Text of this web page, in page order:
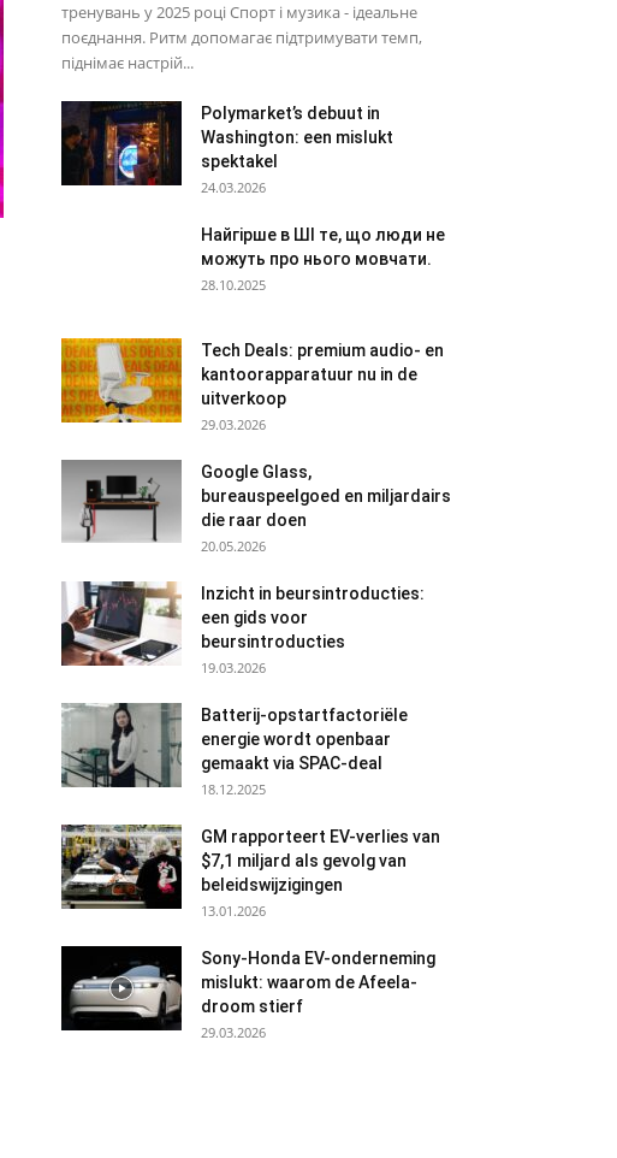
тренувань у 2025 році Спорт і музика - ідеальне
поєднання. Ритм допомагає підтримувати темп,
піднімає настрій...
Polymarket’s debuut in
Washington: een mislukt
spektakel
24.03.2026
Найгірше в ШІ те, що люди не
можуть про нього мовчати.
28.10.2025
Tech Deals: premium audio- en
kantoorapparatuur nu in de
uitverkoop
29.03.2026
Google Glass,
bureauspeelgoed en miljardairs
die raar doen
20.05.2026
Inzicht in beursintroducties:
een gids voor
beursintroducties
19.03.2026
Batterij-opstartfactoriële
energie wordt openbaar
gemaakt via SPAC-deal
18.12.2025
GM rapporteert EV-verlies van
$7,1 miljard als gevolg van
beleidswijzigingen
13.01.2026
Sony-Honda EV-onderneming
mislukt: waarom de Afeela-
droom stierf
29.03.2026